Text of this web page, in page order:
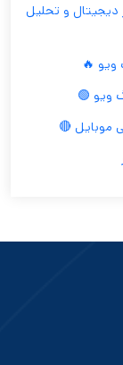
دیجیتال و تحلیل
ویو 🔥
موبایل 🔴